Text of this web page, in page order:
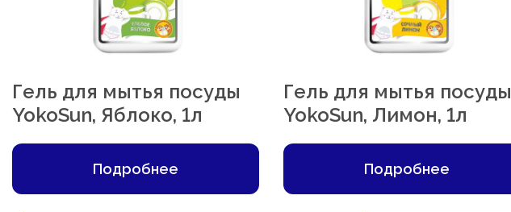
Гель для мытья посуды
YokoSun, Яблоко, 1л
Подробнее
Гель для мытья посуды
YokoSun, Лимон, 1л
Подробнее